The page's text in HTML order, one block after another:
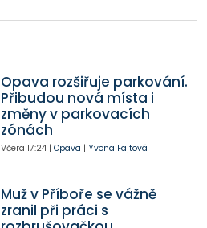
Opava rozšiřuje parkování.
Přibudou nová místa i
změny v parkovacích
zónách
Včera 17:24| Opava | Yvona Fajtová
Muž v Příboře se vážně
zranil při práci s